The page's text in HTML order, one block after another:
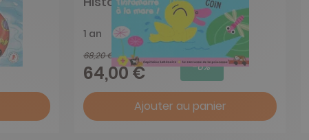
1 an
68,20 €
64,00 € -6%
Ajouter au panier